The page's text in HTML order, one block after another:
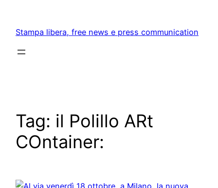
content
Stampa libera, free news e press communication
Tag: il Polillo ARt
COntainer: